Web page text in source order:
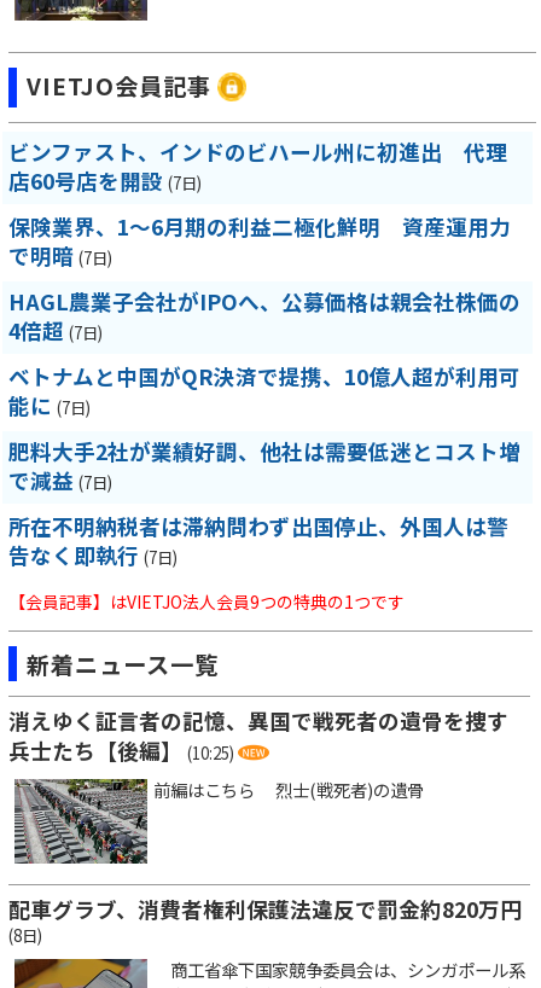
VIETJO会員記事
ビンファスト、インドのビハール州に初進出 代理
店60号店を開設 (7日)
保険業界、1～6月期の利益二極化鮮明 資産運用力
で明暗 (7日)
HAGL農業子会社がIPOへ、公募価格は親会社株価の
4倍超 (7日)
ベトナムと中国がQR決済で提携、10億人超が利用可
能に (7日)
肥料大手2社が業績好調、他社は需要低迷とコスト増
で減益 (7日)
所在不明納税者は滞納問わず出国停止、外国人は警
告なく即執行 (7日)
【会員記事】はVIETJO法人会員9つの特典の1つです
新着ニュース一覧
消えゆく証言者の記憶、異国で戦死者の遺骨を捜す
兵士たち【後編】
(10:25)
前編はこちら 烈士(戦死者)の遺骨
配車グラブ、消費者権利保護法違反で罰金約820万円
(8日)
商工省傘下国家競争委員会は、シンガポール系